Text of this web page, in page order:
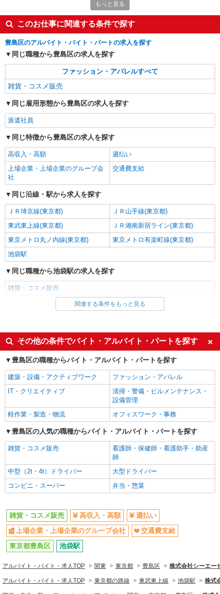
キープ 詳細を見る
派遣社員
株式会社シーエーセールススタッフ/tkYH40082a
時給1500円 ■月収例：10日間勤務の場合＝
給は経験により変動します。
東武百貨店池袋店
詳細を見る
派遣社員
株式会社シーエーセールススタッフ/tkNY41861b
雑貨販売
時給1500円 【月収例】時給1,500円×7時間×20
西武池袋本店7F
キープ 詳細を見る
派遣社員
株式会社シーエーセールススタッフ/tkSA38855b
NEW
時給1450円〜1550円 （給与例）時給1,450円
×5時間×10日＝72,500円 ※経験によって異なり
株式会社シーエーセールススタッフ/tkOR38778a
NEW
雑貨販売
時給1600円 【時給】1,600円【月収例】1,500
円×7時間30分×22日＝264,000円＋残業代（1分単
位）※時給設定は経験、シフト希望により異なり
東京都豊島区西池袋1丁目1－25 2F
キープ 詳細を見る
派遣社員
株式会社シーエーセールススタッフ/tkOR40703a
時給1500円 【時給】1,500円【月収例】1,500
円×7時間30分×22日＝247,500円＋残業代（1分単
位）※時給設定は経験、シフト希望により異なり
ます。
東京都豊島区西池袋1丁目1－25 東武百貨店 池
キープ 詳細を見る
派遣社員
株式会社シーエーセールススタッフ/tkOR41702a
雑貨販売
時給1500円 【月収例】時給1500円×7.5h×15日
＝168,750円（週3日想定） ＋残業代（時給×1.25
もっと見る
このお仕事に関連する条件で探す
豊島区のアルバイト・バイト・パートの求人を探す
同じ職種から豊島区の求人を探す
ファッション・アパレルすべて
雑貨・コスメ販売
同じ雇用形態から豊島区の求人を探す
派遣社員
同じ特徴から豊島区の求人を探す
高収入・高額
週払い
上場企業・上場企業のグループ会
社
交通費支給
同じ沿線・駅から求人を探す
ＪＲ埼京線(東京都)
ＪＲ山手線(東京都)
東武東上線(東京都)
ＪＲ湘南新宿ライン(東京都)
東京メトロ丸ノ内線(東京都)
東京メトロ有楽町線(東京都)
池袋駅
同じ職種から池袋駅の求人を探す
雑貨・コスメ販売
同じ雇用形態から池袋駅の求人を探す
同じ特徴から池袋駅の求人を探す
高収入・高額
週払い
上場企業・上場企業のグループ会
社
交通費支給
同じ職種から求人を探す
ファッション・アパレル
雑貨・コスメ販売
同じ特徴から求人を探す
社
交通費支給
関連する条件をもっと見る
その他の条件でバイト・アルバイト・パートを探す
豊島区の職種からバイト・アルバイト・パートを探す
建築・設備・アクティブワーク
ファッション・アパレル
IT・クリエイティブ
清掃・警備・ビルメンテナンス・
設備管理
軽作業・製造・物流
オフィスワーク・事務
豊島区の人気の職種からバイト・アルバイト・パートを探す
雑貨・コスメ販売
看護師・保健師・看護助手・助産
師
中型（2t・4t）ドライバー
大型ドライバー
コンビニ・スーパー
弁当・惣菜
雑貨・コスメ販売 高収入・高額
週払い
上場企業・上場企業のグループ会社
交通費支給
東京都豊島区
池袋駅
アルバイト・バイト・求人TOP 関東 東京都 豊島区 株式会社シーエー
アルバイト・バイト・求人TOP 東京都の路線 東武東上線 池袋駅 株式